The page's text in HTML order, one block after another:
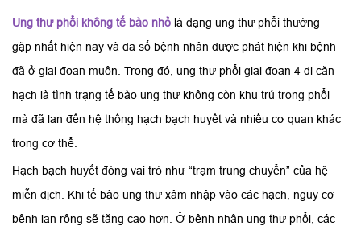
Ung thư phổi không tế bào nhỏ là dạng ung thư phổi thường
gặp nhất hiện nay và đa số bệnh nhân được phát hiện khi bệnh
đã ở giai đoạn muộn. Trong đó, ung thư phổi giai đoạn 4 di căn
hạch là tình trạng tế bào ung thư không còn khu trú trong phổi
mà đã lan đến hệ thống hạch bạch huyết và nhiều cơ quan khác
trong cơ thể.
Hạch bạch huyết đóng vai trò như “trạm trung chuyển” của hệ
miễn dịch. Khi tế bào ung thư xâm nhập vào các hạch, nguy cơ
bệnh lan rộng sẽ tăng cao hơn. Ở bệnh nhân ung thư phổi, các